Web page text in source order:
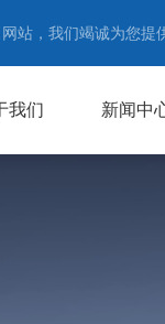
站，我们竭诚为您提
我们 新闻中